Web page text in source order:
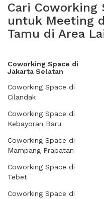
Cari Coworking
untuk Meeting
Tamu di Area
Coworking Space di
Jakarta Selatan
Coworking Space di
Cilandak
Coworking Space di
Kebayoran Baru
Coworking Space di
Mampang Prapatan
Coworking Space di
Tebet
Coworking Space di